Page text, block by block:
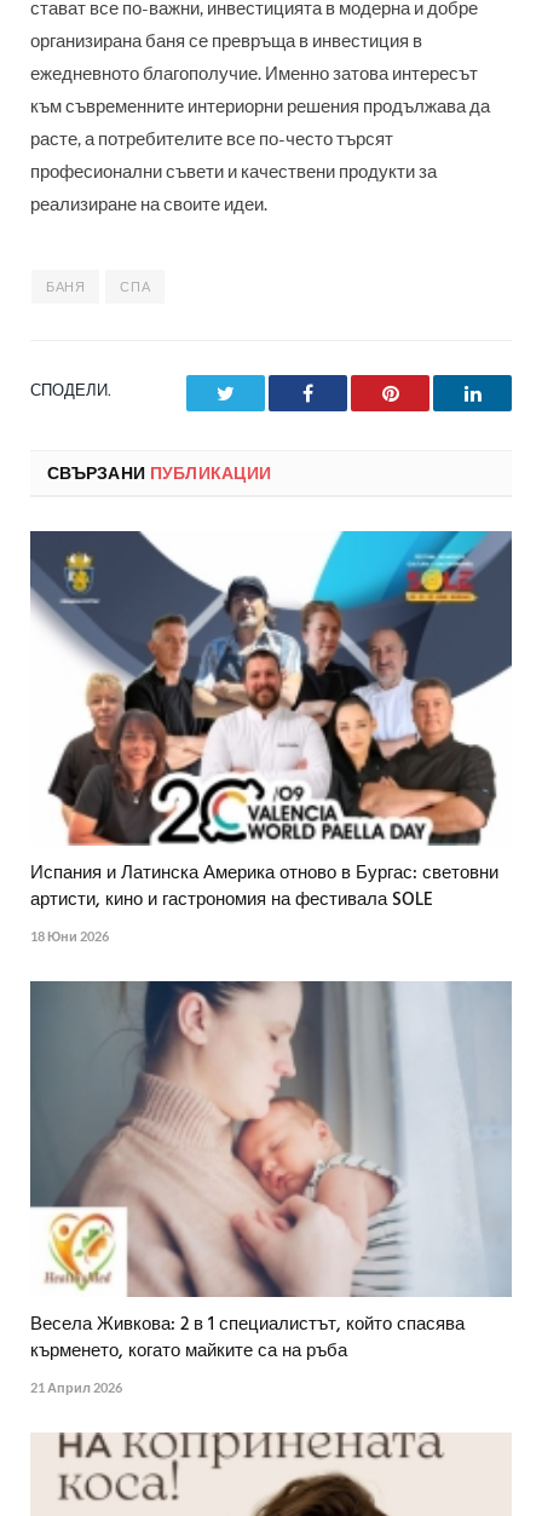
стават все по-важни, инвестицията в модерна и добре
организирана баня се превръща в инвестиция в
ежедневното благополучие. Именно затова интересът
към съвременните интериорни решения продължава да
расте, а потребителите все по-често търсят
професионални съвети и качествени продукти за
реализиране на своите идеи.
БАНЯ СПА
СПОДЕЛИ. Facebook Pinterest
СВЪРЗАНИ ПУБЛИКАЦИИ
Испания и Латинска Америка отново в Бургас: световни
артисти, кино и гастрономия на фестивала SOLE
18 Юни 2026
Весела Живкова: 2 в 1 специалистът, който спасява
кърменето, когато майките са на ръба
21 Април 2026